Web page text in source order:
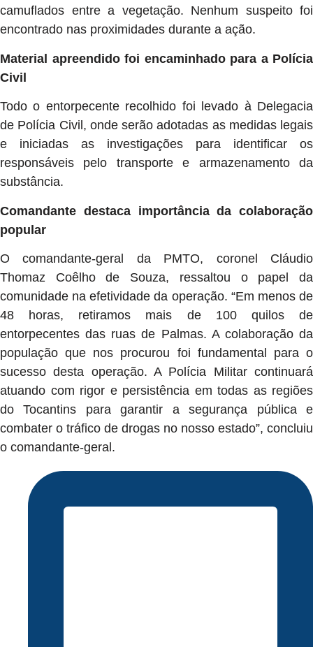
camuflados entre a vegetação. Nenhum suspeito foi
encontrado nas proximidades durante a ação.
Material apreendido foi encaminhado para a Polícia
Civil
Todo o entorpecente recolhido foi levado à Delegacia
de Polícia Civil, onde serão adotadas as medidas legais
e iniciadas as investigações para identificar os
responsáveis pelo transporte e armazenamento da
substância.
Comandante destaca importância da colaboração
popular
O comandante-geral da PMTO, coronel Cláudio
Thomaz Coêlho de Souza, ressaltou o papel da
comunidade na efetividade da operação. “Em menos de
48 horas, retiramos mais de 100 quilos de
entorpecentes das ruas de Palmas. A colaboração da
população que nos procurou foi fundamental para o
sucesso desta operação. A Polícia Militar continuará
atuando com rigor e persistência em todas as regiões
do Tocantins para garantir a segurança pública e
combater o tráfico de drogas no nosso estado”, concluiu
o comandante-geral.